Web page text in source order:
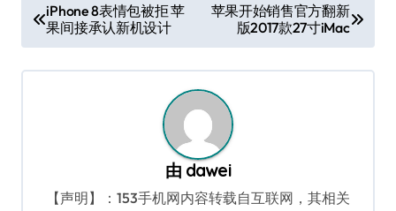
章
导
iPhone 8表情包被拒 苹
果间接承认新机设计
苹果开始销售官方翻新
版2017款27寸iMac
由 dawei
【声明】：153手机网内容转载自互联网，其相关